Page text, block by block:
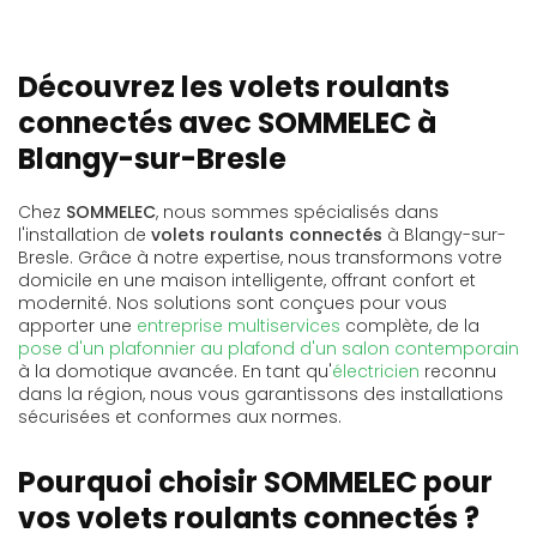
Découvrez les volets roulants
connectés avec SOMMELEC à
Blangy-sur-Bresle
Chez SOMMELEC, nous sommes spécialisés dans
l'installation de volets roulants connectés à Blangy-sur-
Bresle. Grâce à notre expertise, nous transformons votre
domicile en une maison intelligente, offrant confort et
modernité. Nos solutions sont conçues pour vous
apporter une entreprise multiservices complète, de la
pose d'un plafonnier au plafond d'un salon contemporain
à la domotique avancée. En tant qu'électricien reconnu
dans la région, nous vous garantissons des installations
sécurisées et conformes aux normes.
Pourquoi choisir SOMMELEC pour
vos volets roulants connectés ?